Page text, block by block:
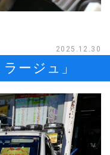
2025.12.30
ージュ」